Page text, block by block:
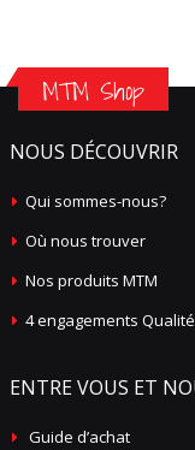
MTM Shop
NOUS DÉCOUVRIR
Qui sommes-nous?
Où nous trouver
Nos produits MTM
4 engagements Qualité
ENTRE VOUS ET
Guide d’achat